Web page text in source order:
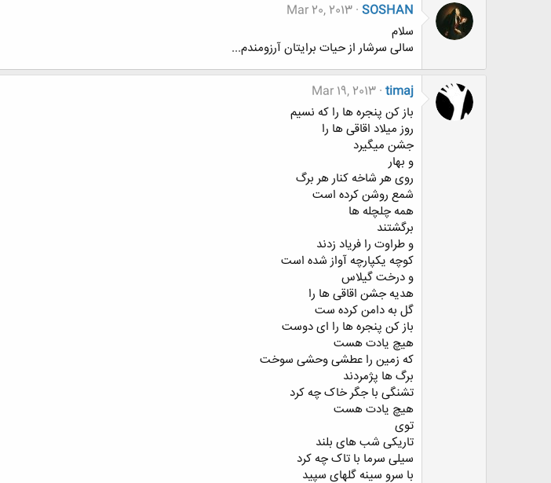
SOSHAN
Mar 20, 2013
سلام
سالی سرشار از حیات برایتان آرزومندم...
timaj
Mar 19, 2013
باز کن پنجره ها را که نسیم
روز میلاد اقاقی ها را
جشن میگیرد
و بهار
روی هر شاخه کنار هر برگ
شمع روشن کرده است
همه چلچله ها
برگشتند
و طراوت را فریاد زدند
کوچه یکپارچه آواز شده است
و درخت گیلاس
هدیه جشن اقاقی ها را
گل به دامن کرده ست
باز کن پنجره ها را ای دوست
هیچ یادت هست
که زمین را عطشی وحشی سوخت
برگ ها پژمردند
تشنگی با جگر خاک چه کرد
هیچ یادت هست
توی
تاریکی شب های بلند
سیلی سرما با تاک چه کرد
با سرو سینه گلهای سپید